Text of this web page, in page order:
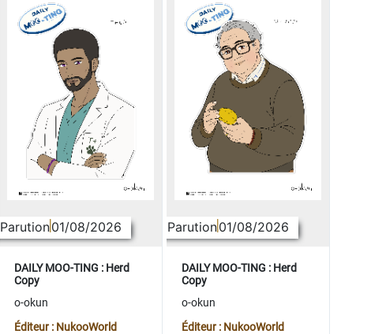
Parution01/08/2026
DAILY MOO-TING : Herd
Copy
o-okun
Éditeur : NukooWorld
Parution01/08/2026
DAILY MOO-TING : Herd
Copy
o-okun
Éditeur : NukooWorld